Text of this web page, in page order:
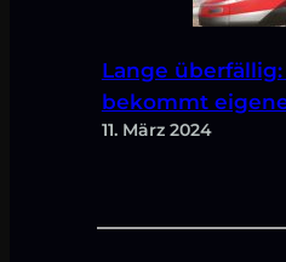
Lange
bekommt
11. März 2024